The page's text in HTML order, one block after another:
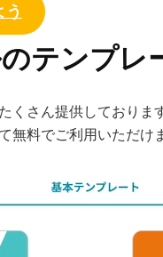
のテンプレ
くさん提供しており
無料でご利用いただけ